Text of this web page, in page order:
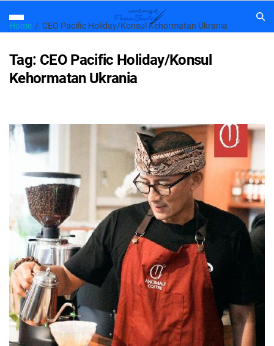
Home CEO Pacific Holiday/Konsul Kehormatan Ukrania
Tag: CEO Pacific Holiday/Konsul
Kehormatan Ukrania